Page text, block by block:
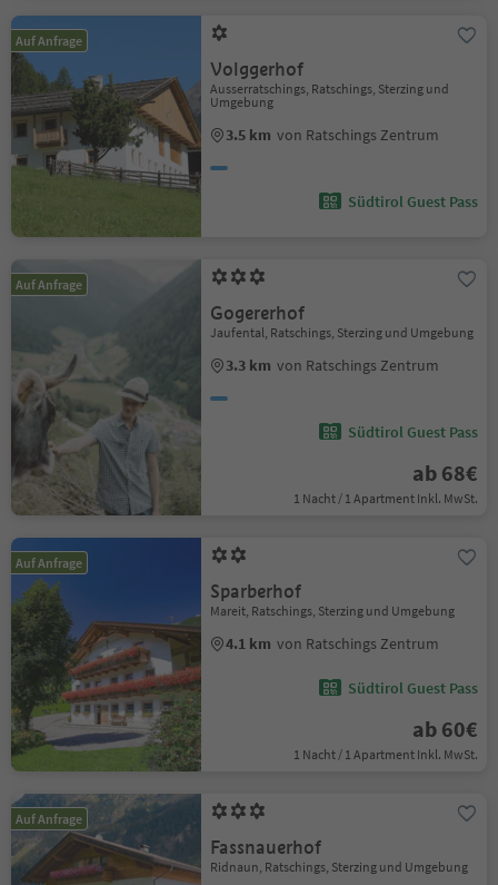
Auf Anfrage
Volggerhof
Ausserratschings, Ratschings, Sterzing und
Umgebung
3.5 km von Ratschings Zentrum
Südtirol Guest Pass
Auf Anfrage
Gogererhof
Jaufental, Ratschings, Sterzing und Umgebung
3.3 km von Ratschings Zentrum
Südtirol Guest Pass
ab 68€
1 Nacht / 1 Apartment Inkl. MwSt.
Auf Anfrage
Sparberhof
Mareit, Ratschings, Sterzing und Umgebung
4.1 km von Ratschings Zentrum
Südtirol Guest Pass
ab 60€
1 Nacht / 1 Apartment Inkl. MwSt.
Auf Anfrage
Fassnauerhof
Ridnaun, Ratschings, Sterzing und Umgebung